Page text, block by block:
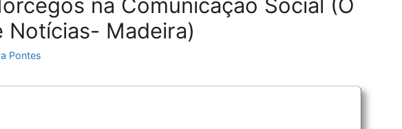
na Comunicação Social (O
Notícias- Madeira)
Pontes